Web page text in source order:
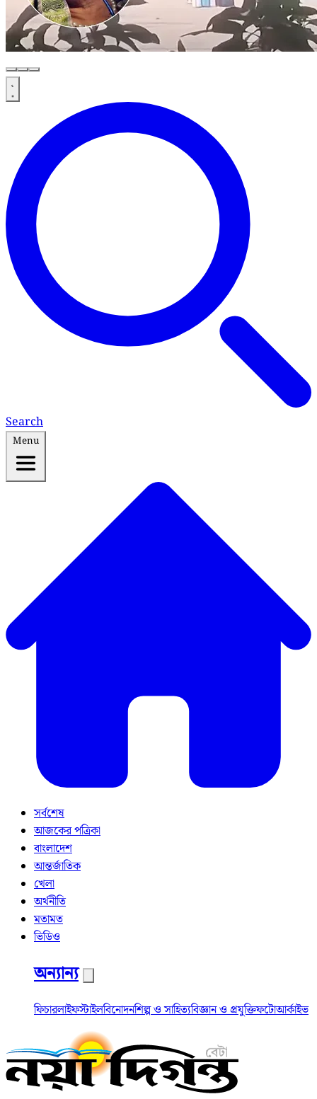
Search
Menu
সর্বশেষ
আজকের পত্রিকা
বাংলাদেশ
আন্তর্জাতিক
খেলা
অর্থনীতি
মতামত
ভিডিও
অন্যান্য
ফিচারলাইফস্টাইলবিনোদনশিল্প ও সাহিত্যবিজ্ঞান ও প্রযুক্তিফটোআর্কাইভ